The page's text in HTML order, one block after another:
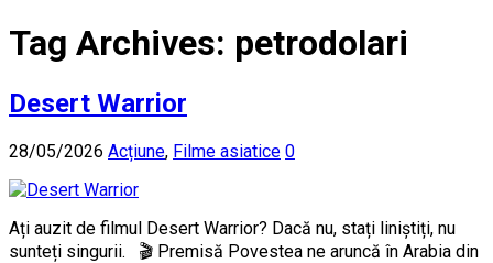
Tag Archives: petrodolari
Desert Warrior
28/05/2026 Acțiune, Filme asiatice 0
Ați auzit de filmul Desert Warrior? Dacă nu, stați liniștiți, nu
sunteți singurii. 🎬 Premisă Povestea ne aruncă în Arabia din